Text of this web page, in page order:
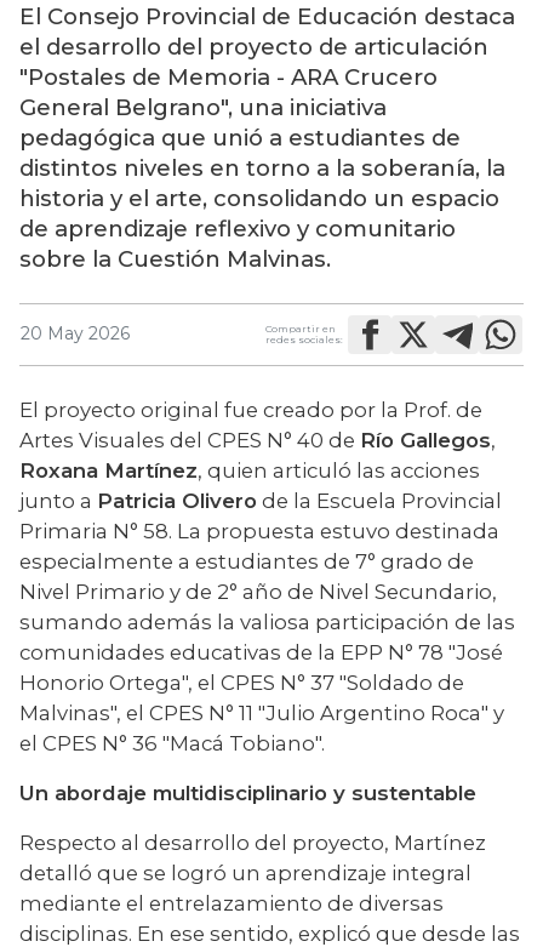
El Consejo Provincial de Educación destaca
el desarrollo del proyecto de articulación
"Postales de Memoria - ARA Crucero
General Belgrano", una iniciativa
pedagógica que unió a estudiantes de
distintos niveles en torno a la soberanía, la
historia y el arte, consolidando un espacio
de aprendizaje reflexivo y comunitario
sobre la Cuestión Malvinas.
20 May 2026
Compartir en
redes sociales:
El proyecto original fue creado por la Prof. de
Artes Visuales del CPES N° 40 de Río Gallegos
Roxana Martínez, quien articuló las acciones
junto a Patricia Olivero de la Escuela Provincial
Primaria N° 58. La propuesta estuvo destinada
especialmente a estudiantes de 7° grado de
Nivel Primario y de 2° año de Nivel Secundario,
sumando además la valiosa participación de las
comunidades educativas de la EPP N° 78 "José
Honorio Ortega", el CPES N° 37 "Soldado de
Malvinas", el CPES N° 11 "Julio Argentino Roca" y
el CPES N° 36 "Macá Tobiano".
Un abordaje multidisciplinario y sustentable
Respecto al desarrollo del proyecto, Martínez
detalló que se logró un aprendizaje integral
mediante el entrelazamiento de diversas
disciplinas. En ese sentido, explicó que desde las